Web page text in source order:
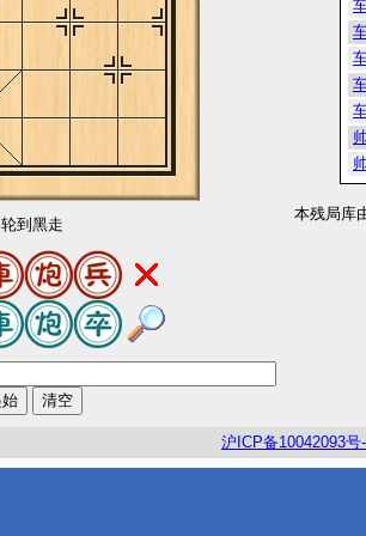
轮到黑走
本残局库
沪 ICP备10042093号